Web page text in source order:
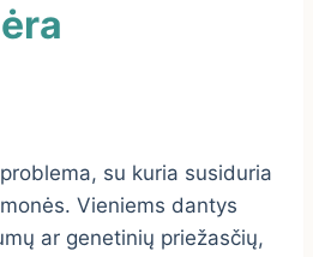
su kuria susiduria
Vieniems dantys
ar genetinių priežasčių,